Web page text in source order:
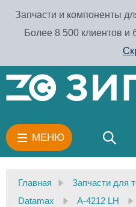
Запчасти и компоненты
Более 8 500 клиентов и
МЕНЮ
Главная
Запчасти для
Datamax
A-4212 LH